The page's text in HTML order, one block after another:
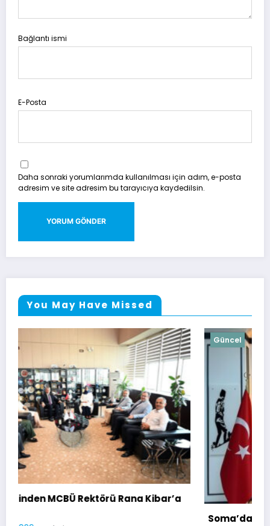
Bağlantı ismi
E-Posta
Daha sonraki yorumlarımda kullanılması için adım, e-posta
adresim ve site adresim bu tarayıcıya kaydedilsin.
You May Have Missed